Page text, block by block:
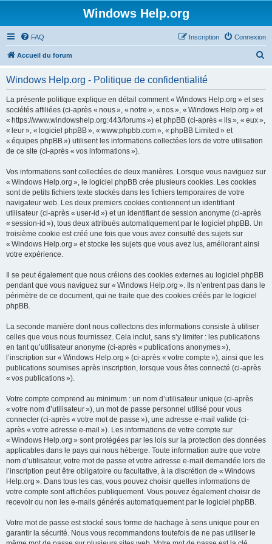
Windows Help.org
FAQ Connexion
Inscription
Accueil du forum
e
Windows Help.org - Politique de confidentialité
La présente politique explique en détail comment « Windows Help.org » et ses
sociétés affiliées (ci-après « nous », « notre », « nos », « Windows Help.org » et
« https://www.windowshelp.org:443/forums ») et phpBB (ci-après « ils », « eux »,
« leur », « logiciel phpBB », « www.phpbb.com », « phpBB Limited » et
« équipes phpBB ») utilisent les informations collectées lors de votre utilisation
de ce site (ci-après « vos informations »).
Vos informations sont collectées de deux manières. Lorsque vous naviguez sur
« Windows Help.org », le logiciel phpBB crée plusieurs cookies. Les cookies
sont de petits fichiers texte stockés dans les fichiers temporaires de votre
navigateur web. Les deux premiers cookies contiennent un identifiant
utilisateur (ci-après « user-id ») et un identifiant de session anonyme (ci-après
« session-id »), tous deux attribués automatiquement par le logiciel phpBB. Un
troisième cookie est créé une fois que vous avez consulté des sujets sur
« Windows Help.org » et stocke les sujets que vous avez lus, améliorant ainsi
votre expérience.
Il se peut également que nous créions des cookies externes au logiciel phpBB
pendant que vous naviguez sur « Windows Help.org ». Ils n’entrent pas dans le
périmètre de ce document, qui ne traite que des cookies créés par le logiciel
phpBB.
La seconde manière dont nous collectons des informations consiste à utiliser
celles que vous nous fournissez. Cela inclut, sans s’y limiter : les publications
en tant qu’utilisateur anonyme (ci-après « publications anonymes »),
l’inscription sur « Windows Help.org » (ci-après « votre compte »), ainsi que les
publications soumises après inscription, lorsque vous êtes connecté (ci-après
« vos publications »).
Votre compte comprend au minimum : un nom d’utilisateur unique (ci-après
« votre nom d’utilisateur »), un mot de passe personnel utilisé pour vous
connecter (ci-après « votre mot de passe »), une adresse e-mail valide (ci-
après « votre adresse e-mail »). Les informations de votre compte sur
« Windows Help.org » sont protégées par les lois sur la protection des données
applicables dans le pays qui nous héberge. Toute information autre que votre
nom d’utilisateur, votre mot de passe et votre adresse e-mail demandée lors de
l’inscription peut être obligatoire ou facultative, à la discrétion de « Windows
Help.org ». Dans tous les cas, vous pouvez choisir quelles informations de
votre compte sont affichées publiquement. Vous pouvez également choisir de
recevoir ou non les e-mails générés automatiquement par le logiciel phpBB.
Votre mot de passe est stocké sous forme de hachage à sens unique pour en
garantir la sécurité. Nous vous recommandons toutefois de ne pas utiliser le